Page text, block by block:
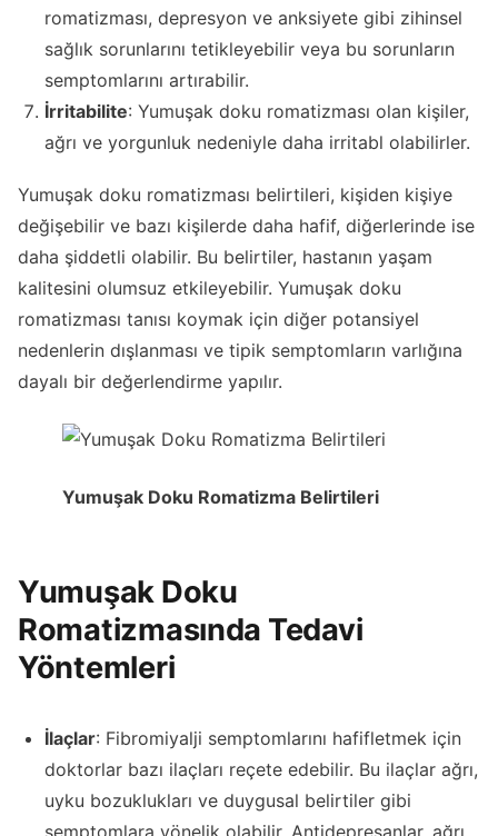
romatizması, depresyon ve anksiyete gibi zihinsel
sağlık sorunlarını tetikleyebilir veya bu sorunların
semptomlarını artırabilir.
İrritabilite: Yumuşak doku romatizması olan kişiler,
ağrı ve yorgunluk nedeniyle daha irritabl olabilirler.
Yumuşak doku romatizması belirtileri, kişiden kişiye
değişebilir ve bazı kişilerde daha hafif, diğerlerinde ise
daha şiddetli olabilir. Bu belirtiler, hastanın yaşam
kalitesini olumsuz etkileyebilir. Yumuşak doku
romatizması tanısı koymak için diğer potansiyel
nedenlerin dışlanması ve tipik semptomların varlığına
dayalı bir değerlendirme yapılır.
Yumuşak Doku Romatizma Belirtileri
Yumuşak Doku
Romatizmasında Tedavi
Yöntemleri
İlaçlar: Fibromiyalji semptomlarını hafifletmek için
doktorlar bazı ilaçları reçete edebilir. Bu ilaçlar ağrı,
uyku bozuklukları ve duygusal belirtiler gibi